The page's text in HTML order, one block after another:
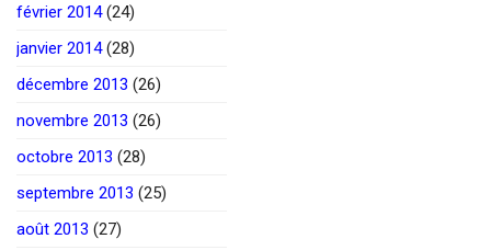
février 2014(24)
janvier 2014(28)
décembre 2013 (26)
novembre 2013 (26)
octobre 2013 (28)
septembre 2013 (25)
août 2013 (27)